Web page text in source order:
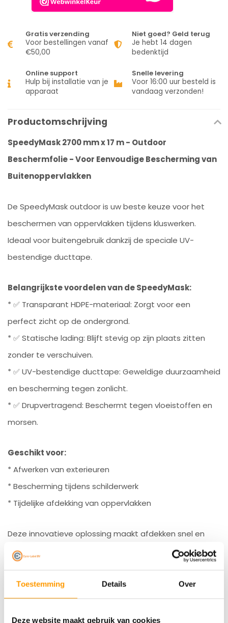
Toestemming Details Over
Deze website maakt gebruik van cookies
Gratis verzending
Voor bestellingen vanaf
€50,00
Niet goed? Geld terug
Je hebt 14 dagen
bedenktijd
Online support
Hulp bij installatie van je
apparaat
Snelle levering
Voor 16:00 uur besteld is
vandaag verzonden!
Productomschrijving
SpeedyMask 2700 mm x 17 m - Outdoor
Beschermfolie - Voor Eenvoudige Bescherming van
Buitenoppervlakken
De SpeedyMask outdoor is uw beste keuze voor het
beschermen van oppervlakken tijdens kluswerken.
Ideaal voor buitengebruik dankzij de speciale UV-
bestendige ducttape.
Belangrijkste voordelen van de SpeedyMask:
* ✅ Transparant HDPE-materiaal: Zorgt voor een
perfect zicht op de ondergrond.
* ✅ Statische lading: Blijft stevig op zijn plaats zitten
zonder te verschuiven.
* ✅ UV-bestendige ducttape: Geweldige duurzaamheid
en bescherming tegen zonlicht.
* ✅ Drupvertragend: Beschermt tegen vloeistoffen en
morsen.
Geschikt voor:
* Afwerken van exterieuren
* Bescherming tijdens schilderwerk
* Tijdelijke afdekking van oppervlakken
Deze innovatieve oplossing maakt afdekken snel en
eenvoudig. Ideaal voor zowel professionals als doe-
Specificaties